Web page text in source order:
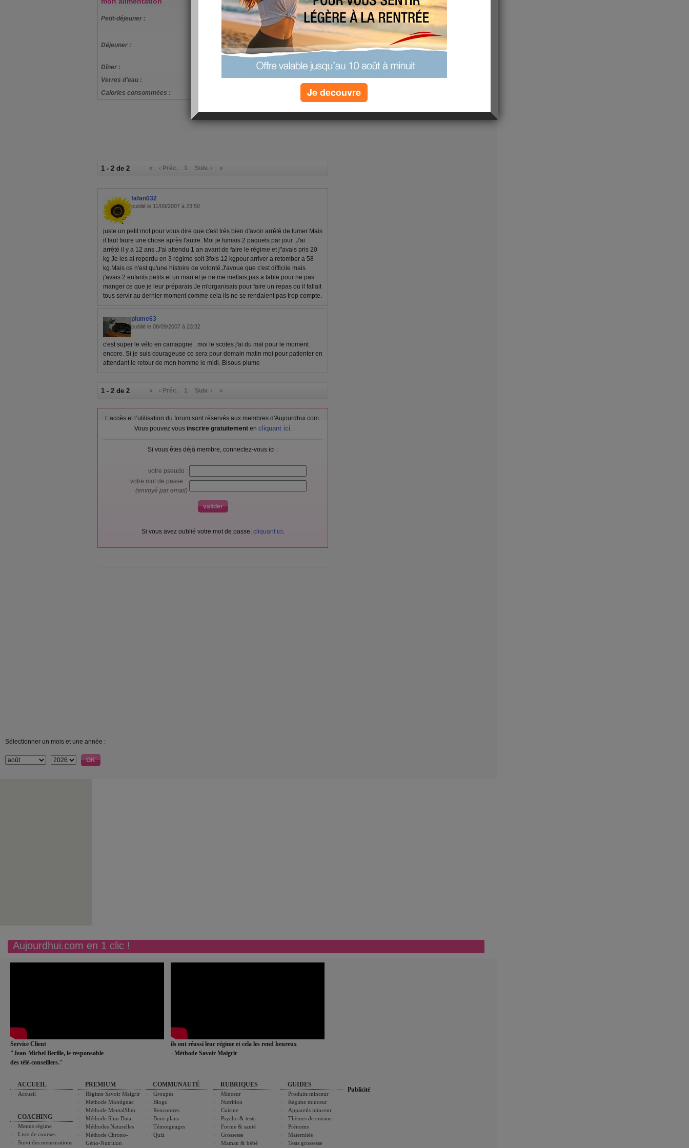
Petit-déjeuner :
1bol céréales+lait écrémé+1pêche+1verre jus
Déjeuner :
salade composée +1 tranche pain
céréale+1tranche jambon blanc
maigre+1pomme
Dîner :
2 tomates farcies +1 yaourt 0%
Verres d'eau :
Calories consommées :
1 - 2 de 2 « ‹ Préc. 1 Suiv. › »
fafan032
publié le 11/09/2007 à 23:50
juste un petit mot pour vous dire que c'est trés bien d'avoir arrêté de fumer Mais
il faut faure une chose après l'autre. Moi je fumais 2 paquets par jour .J'ai
arrêté il y a 12 ans .J'ai attendu 1 an avant de faire le régime et j"avais pris 20
kg Je les ai reperdu en 3 régime soit 3fois 12 kgpour arriver a retomber a 58
kg.Mais ce n'est qu'une histoire de volonté.J'avoue que c'est difficile mais
j'avais 2 enfants petits et un mari et je ne me mettais,pas a table pour ne pas
manger ce que je leur préparais Je m'organisais pour faire un repas ou il fallait
tous servir au dernier moment comme cela ils ne se rendaient pas trop compte.
plume63
publié le 08/09/2007 à 23:32
c'est super le vélo en camapgne . moi le scotes j'ai du mal pour le moment
encore. Si je suis courageuse ce sera pour demain matin moi pour patienter en
attendant le retour de mon homme le midi. Bisous plume
1 - 2 de 2 « ‹ Préc. 1 Suiv. › »
L’accès et l’utilisation du forum sont réservés aux membres d'Aujourdhui.com.
Vous pouvez vous inscrire gratuitementen cliquant ici.
Si vous êtes déjà membre, connectez-vous ici :
votre pseudo :
votre mot de passe :
(envoyé par email)
Si vous avez oublié votre mot de passe, cliquant ici.
Sélectionner un mois et une année :
Aujourdhui.com en 1 clic !
Service Client
"Jean-Michel Berille, le responsable
des télé-conseillers."
ils ont réussi leur régime et cela les rend heureux
- Méthode Savoir Maigrir
ACCUEIL
Accueil
COACHING
Menus régime
Liste de courses
Suivi des mensurations
PREMIUM
Régime Savoir Maigrir
Méthode Montignac
Méthode MentalSlim
Méthode Slim Data
Méthodes Naturelles
Méthode Chrono-
Géno-Nutrition
COMMUNAUTÉ
Groupes
Blogs
Rencontres
Bons plans
Témoignages
Quiz
RUBRIQUES
Minceur
Nutrition
Cuisine
Psycho & tests
Forme & santé
Grossesse
Maman & bébé
GUIDES
Produits minceur
Régime minceur
Appareils minceur
Thèmes de cuisine
Prénoms
Maternités
Tests grossesse
Publicité
Je decouvre